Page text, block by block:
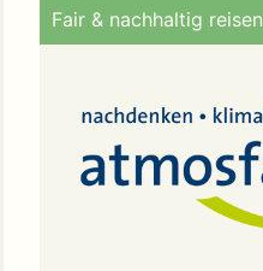
Fair & nachhaltig reisen